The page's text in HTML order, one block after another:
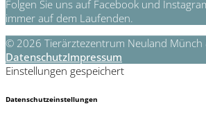
Folgen Sie uns auf Facebook und
immer auf dem Laufenden.
© 2026 Tierärztezentrum Neuland Münch
DatenschutzImpressum
Einstellungen gespeichert
Datenschutzeinstellungen